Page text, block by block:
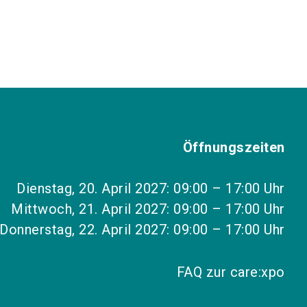
Öffnungszeiten
Dienstag, 20. April 2027: 09:00 – 17:00 Uhr
Mittwoch, 21. April 2027: 09:00 – 17:00 Uhr
Donnerstag, 22. April 2027: 09:00 – 17:00 Uhr
FAQ zur care:xpo